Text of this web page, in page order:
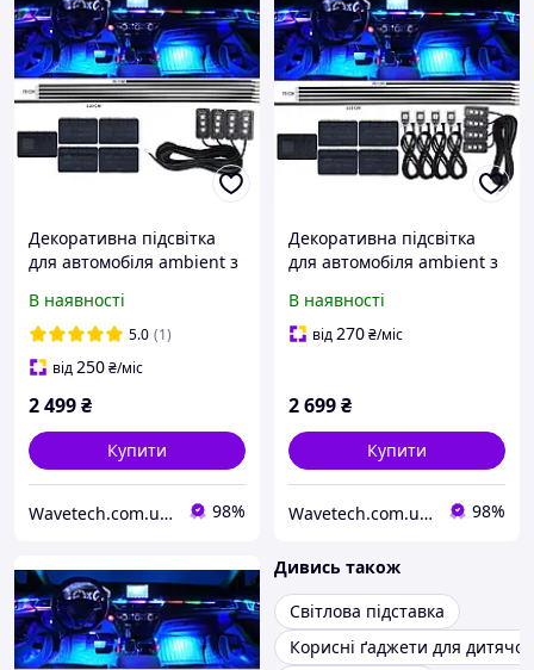
Декоративна підсвітка
для автомобіля ambient з
предметів
В наявності
5.0 (1)
від250₴/міс
2 499₴
Купити
Wavetech.com.ua - Інтернет магазин корисних покупок 98%
Декоративна підсвітка
для автомобіля ambient з
предметів
В наявності
від270₴/міс
2 699₴
Купити
Wavetech.com.ua - Інтернет магазин корисних покупок 98%
Дивись також
Світлова підставка
Корисні ґаджети для дитячої